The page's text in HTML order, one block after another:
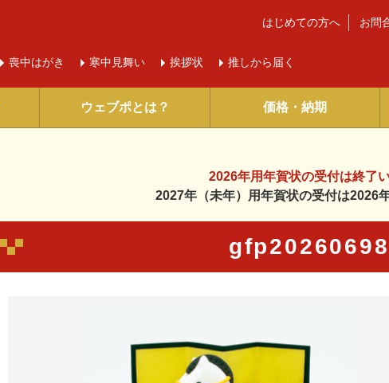
喪中はがき 寒中 見舞い 挨拶状 推しから届く
はじめての方へ お問
ウェブポとは？ 価格・納期
2026年用年賀状の受付は終了
2027年（未年）用年賀状の受付は2026